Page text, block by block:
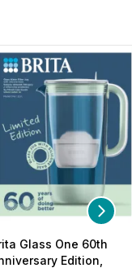
Glass One 60th
Edition,